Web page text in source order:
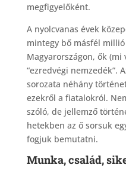
megfigyelőként.
A nyolcvanas évek
mintegy bő másfél
Magyarországon, ők (mi
“ezredvégi nemzedék”.
sorozata néhány
ezekről a fiatalokról.
szóló, de jellemző
hetekben az ő sorsuk
fogjuk bemutatni.
Munka, család,